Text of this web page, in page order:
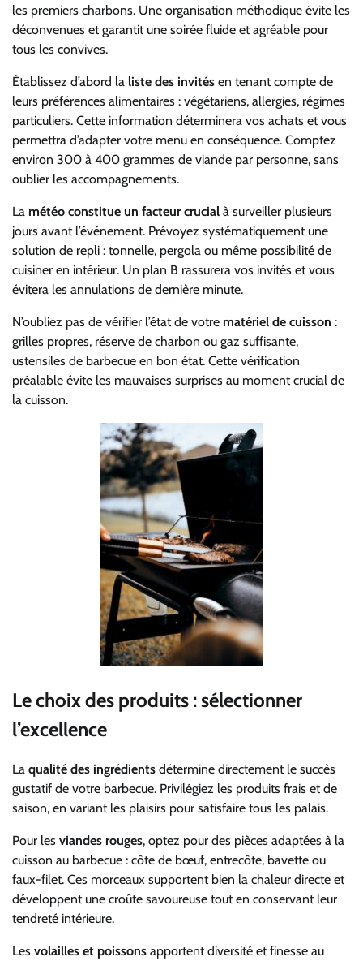
les premiers charbons. Une organisation méthodique évite les
déconvenues et garantit une soirée fluide et agréable pour
tous les convives.
Établissez d’abord la liste des invités en tenant compte de
leurs préférences alimentaires : végétariens, allergies, régimes
particuliers. Cette information déterminera vos achats et vous
permettra d’adapter votre menu en conséquence. Comptez
environ 300 à 400 grammes de viande par personne, sans
oublier les accompagnements.
La météo constitue un facteur crucial à surveiller plusieurs
jours avant l’événement. Prévoyez systématiquement une
solution de repli : tonnelle, pergola ou même possibilité de
cuisiner en intérieur. Un plan B rassurera vos invités et vous
évitera les annulations de dernière minute.
N’oubliez pas de vérifier l’état de votre matériel de cuisson :
grilles propres, réserve de charbon ou gaz suffisante,
ustensiles de barbecue en bon état. Cette vérification
préalable évite les mauvaises surprises au moment crucial de
la cuisson.
Le choix des produits : sélectionner
l’excellence
La qualité des ingrédients détermine directement le succès
gustatif de votre barbecue. Privilégiez les produits frais et de
saison, en variant les plaisirs pour satisfaire tous les palais.
Pour les viandes rouges, optez pour des pièces adaptées à la
cuisson au barbecue : côte de bœuf, entrecôte, bavette ou
faux-filet. Ces morceaux supportent bien la chaleur directe et
développent une croûte savoureuse tout en conservant leur
tendreté intérieure.
Les volailles et poissons apportent diversité et finesse au